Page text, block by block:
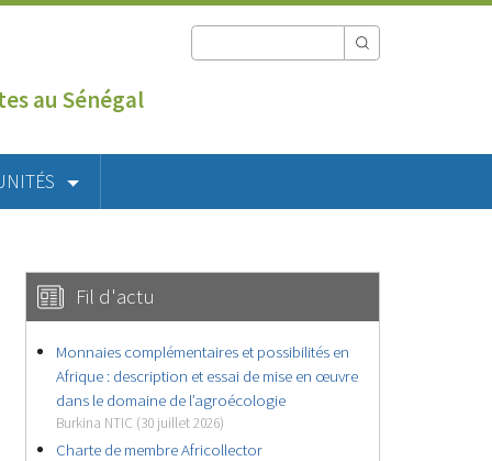
au Sénégal
Fil d'actu
Monnaies complémentaires et possibilités en
Afrique : description et essai de mise en œuvre
dans le domaine de l’agroécologie
Burkina NTIC (30 juillet 2026)
Charte de membre Africollector